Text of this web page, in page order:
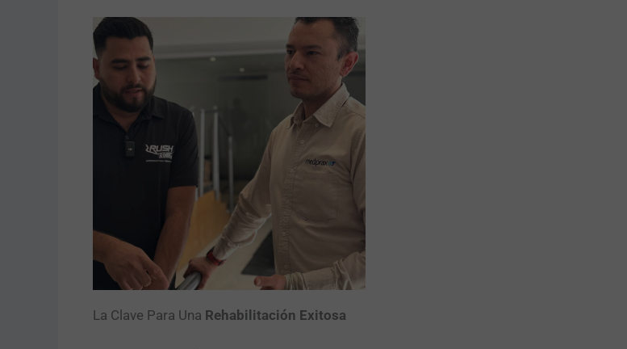
La Clave Para Una Rehabilitación Exitosa